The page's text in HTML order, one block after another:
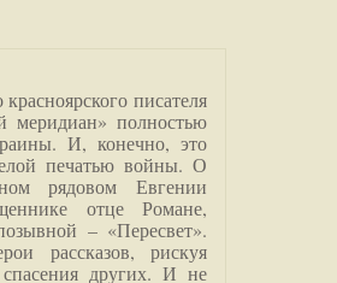
писателя
меридиан» полностью
И, конечно, это
печатью войны. О
рядовом Евгении
отце Романе,
– «Пересвет».
рассказов, рискуя
других. И не